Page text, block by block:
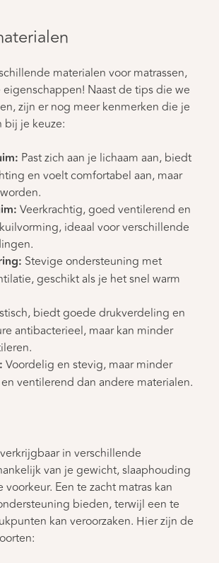
materialen voor matrassen,
Naast de tips die we
zijn er nog meer kenmerken die je
bij je keuze:
Past zich aan je lichaam aan, biedt
en voelt comfortabel aan, maar
Veerkrachtig, goed ventilerend en
ideaal voor verschillende
Stevige ondersteuning met
geschikt als je het snel warm
biedt goede drukverdeling en
antibacterieel, maar kan minder
Voordelig en stevig, maar minder
ventilerend dan andere materialen.
in verschillende
van je gewicht, slaaphouding
Een te zacht matras kan
bieden, terwijl een te
kan veroorzaken. Hier zijn de